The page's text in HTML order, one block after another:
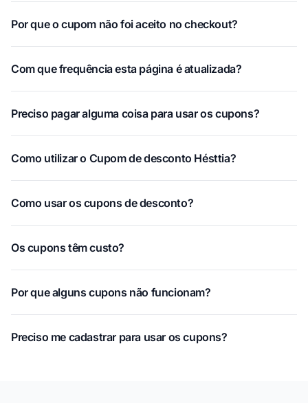
Por que o cupom não foi aceito no checkout?
Com que frequência esta página é atualizada?
Preciso pagar alguma coisa para usar os cupons?
Como utilizar o Cupom de desconto Hésttia?
Como usar os cupons de desconto?
Os cupons têm custo?
Por que alguns cupons não funcionam?
Preciso me cadastrar para usar os cupons?